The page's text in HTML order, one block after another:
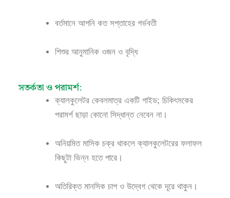
বর্তমানে আপনি কত সপ্তাহের গর্ভবতী
শিশুর আনুমানিক ওজন ও বৃদ্ধি
সতর্কতা ও পরামর্শ:
ক্যালকুলেটর কেবলমাত্র একটি গাইড; চিকিৎসকের
পরামর্শ ছাড়া কোনো সিদ্ধান্ত নেবেন না।
অনিয়মিত মাসিক চক্র থাকলে ক্যালকুলেটরের ফলাফল
কিছুটা ভিন্ন হতে পারে।
অতিরিক্ত মানসিক চাপ ও উদ্বেগ থেকে দূরে থাকুন।